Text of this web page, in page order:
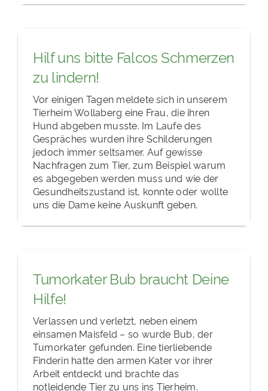
Hilf uns bitte Falcos Schmerzen
zu lindern!
Vor einigen Tagen meldete sich in unserem
Tierheim Wollaberg eine Frau, die ihren
Hund abgeben musste. Im Laufe des
Gespräches wurden ihre Schilderungen
jedoch immer seltsamer. Auf gewisse
Nachfragen zum Tier, zum Beispiel warum
es abgegeben werden muss und wie der
Gesundheitszustand ist, konnte oder wollte
uns die Dame keine Auskunft geben.
Tumorkater Bub braucht Deine
Hilfe!
Verlassen und verletzt, neben einem
einsamen Maisfeld – so wurde Bub, der
Tumorkater gefunden. Eine tierliebende
Finderin hatte den armen Kater vor ihrer
Arbeit entdeckt und brachte das
notleidende Tier zu uns ins Tierheim.